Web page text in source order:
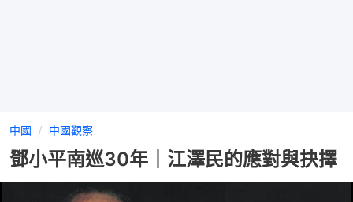
中國 中國觀察
鄧小平南巡30年｜江澤民的應對與抉擇